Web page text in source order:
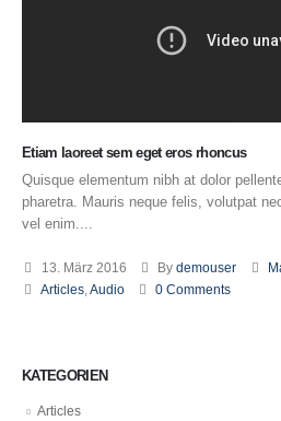
Etiam laoreet sem eget eros rhoncus
Quisque elementum nibh at dolor
pharetra. Mauris neque felis, volutpat
vel enim....
13. März 2016 By demouser
Articles, Audio 0 Comments
KATEGORIEN
Articles